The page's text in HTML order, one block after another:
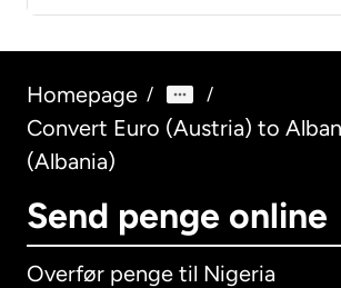
Homepage / /
Convert Euro (Austria) to
(Albania)
Send penge online
Overfør penge til Nigeria